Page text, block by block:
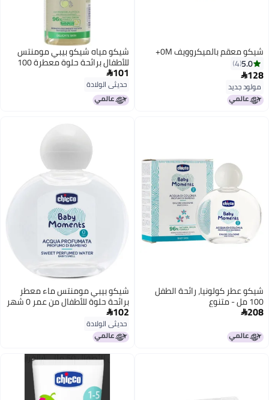
شيكو معقم بالميكروويف 0M+
5.0
4
128
مولود جديد
شيكو مياه شيكو بيبي مومنتس
للأطفال برائحة حلوة معطرة 100
مل 101
حديثي الولادة
شيكو عطر كولونيا، رائحة الطفل
100 مل - متنوع
208
شيكو بيبي مومنتس ماء معطر
برائحة حلوة للأطفال من عمر 0 ​​شهر
فما فوق، 100 مل
102
حديثي الولادة